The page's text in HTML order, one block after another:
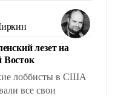
фантастики,
обсуждаемой
лезет на
лоббисты в США
все свои